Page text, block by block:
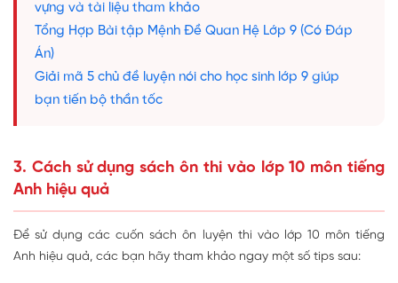
vựng và tài liệu tham khảo
Tổng Hợp Bài tập Mệnh Đề Quan Hệ Lớp 9 (Có Đáp
Án)
Giải mã 5 chủ đề luyện nói cho học sinh lớp 9 giúp
bạn tiến bộ thần tốc
3. Cách sử dụng sách ôn thi vào lớp 10 môn tiếng
Anh hiệu quả
Để sử dụng các cuốn sách ôn luyện thi vào lớp 10 môn tiếng
Anh hiệu quả, các bạn hãy tham khảo ngay một số tips sau: